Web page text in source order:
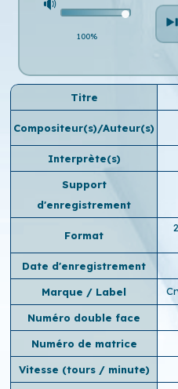
100%
Titre
Compositeur(s)/Auteur(s)
Interprète(s)
Support
d'enregistrement
Format
Date d'enregistrement
Marque / Label
Numéro double face
Numéro de matrice
Vitesse (tours / minute)